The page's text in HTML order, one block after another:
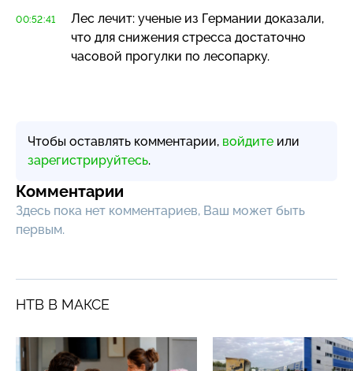
00:52:41
Лес лечит: ученые из Германии доказали,
что для снижения стресса достаточно
часовой прогулки по лесопарку.
Чтобы оставлять комментарии, войдите или
зарегистрируйтесь.
Комментарии
Здесь пока нет комментариев, Ваш может быть
первым.
НТВ В МАКСЕ